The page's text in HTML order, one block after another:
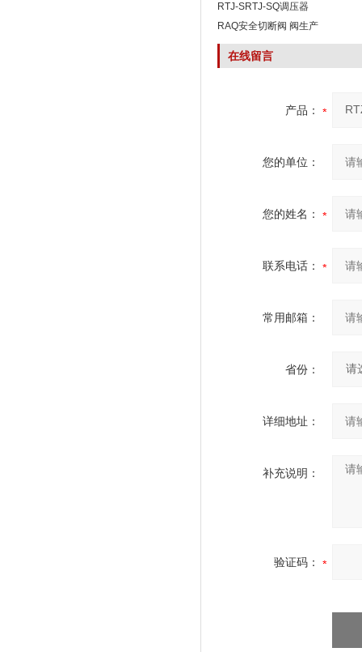
RTJ-SRTJ-SQ调压器
RAQ安全切断阀 阀生产
在线留言
产品：
您的单位：
您的姓名：
联系电话：
常用邮箱：
省份：
详细地址：
补充说明：
验证码：